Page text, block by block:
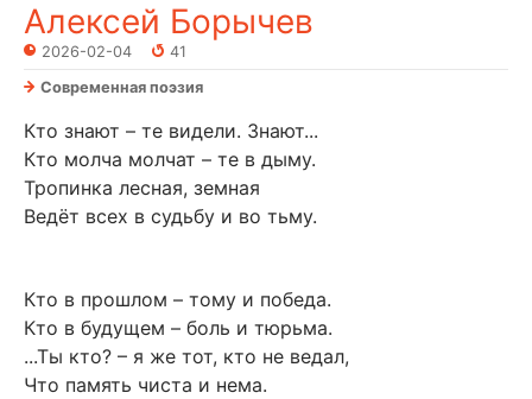
Алексей Борычев
2026-02-04
41
Современная поэзия
Кто знают – те видели. Знают...
Кто молча молчат – те в дыму.
Тропинка лесная, земная
Ведёт всех в судьбу и во тьму.
Кто в прошлом – тому и победа.
Кто в будущем – боль и тюрьма.
...Ты кто? – я же тот, кто не ведал,
Что память чиста и нема.